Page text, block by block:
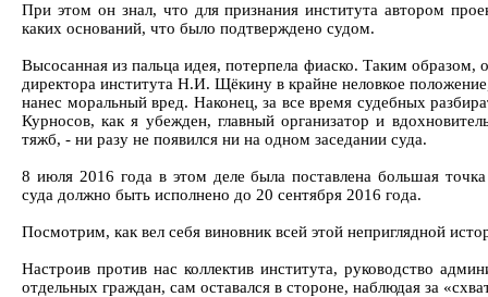
При этом он знал, что для признания института автором
каких оснований, что было подтверждено судом.
Высосанная из пальца идея, потерпела фиаско. Таким образом,
директора института Н.И. Щёкину в крайне неловкое
нанес моральный вред. Наконец, за все время судебных
Курносов, как я убежден, главный организатор и
тяжб, - ни разу не появился ни на одном заседании суда.
8 июля 2016 года в этом деле была поставлена большая
суда должно быть исполнено до 20 сентября 2016 года.
Посмотрим, как вел себя виновник всей этой неприглядной
Настроив против нас коллектив института, руководство
отдельных граждан, сам оставался в стороне, наблюдая за